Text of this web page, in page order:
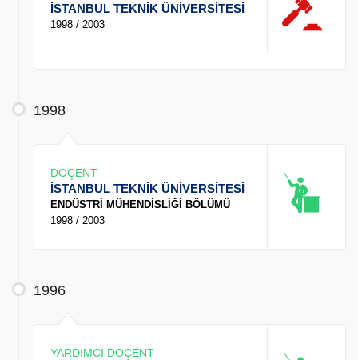
İSTANBUL TEKNİK ÜNİVERSİTESİ
1998 / 2003
1998
DOÇENT
İSTANBUL TEKNİK ÜNİVERSİTESİ
ENDÜSTRİ MÜHENDİSLİĞİ BÖLÜMÜ
1998 / 2003
1996
YARDIMCI DOÇENT